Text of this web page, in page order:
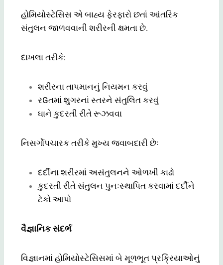
હોમિયોસ્ટેસિસ એ બાહ્ય ફેરફારો છતાં આંતરિક
સંતુલન જાળવવાની શરીરની ક્ષમતા છે.
દાખલા તરીકે:
શરીરના તાપમાનનું નિયમન કરવું
રGતમાં શુગરનાં સ્તરને સંતુલિત કરવું
ઘાને કુદરતી રીતે રૂઝવવા
નિસર્ગોપચારક તરીકે મુખ્ય જવાબદારી છેઃ
દર્દીના શરીરમાં અસંતુલનને ઓળખી કાઢો
કુદરતી રીતે સંતુલન પુનઃસ્થાપિત કરવામાં દર્દીને
ટેકો આપો
વૈજ્ઞાનિક સંદર્ભ
વિજ્ઞાનમાં હોમિયોસ્ટેસિસમાં બે મૂળભૂત પ્રક્રિયાઓનું